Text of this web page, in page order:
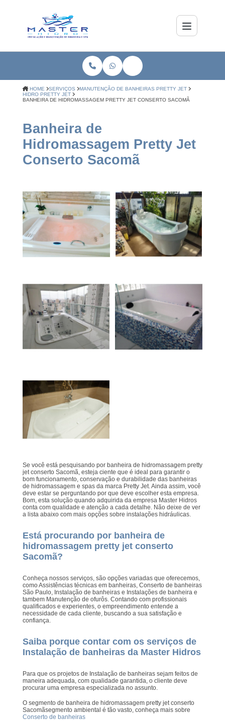
HOME SERVIÇOS
MANUTENÇÃO DE BANHEIRAS PRETTY JET
HIDRO PRETTY JET
BANHEIRA DE HIDROMASSAGEM PRETTY JET CONSERTO SACOMÃ
Banheira de
Hidromassagem Pretty Jet
Conserto Sacomã
Se você está pesquisando por banheira de hidromassagem pretty
jet conserto Sacomã, esteja ciente que é ideal para garantir o
bom funcionamento, conservação e durabilidade das banheiras
de hidromassagem e spas da marca Pretty Jet. Ainda assim, você
deve estar se perguntando por que deve escolher esta empresa.
Bom, esta solução quando adquirida da empresa Master Hidros
conta com qualidade e atenção a cada detalhe. Não deixe de ver
a lista abaixo com mais opções sobre instalações hidráulicas.
Está procurando por banheira de
hidromassagem pretty jet conserto
Sacomã?
Conheça nossos serviços, são opções variadas que oferecemos,
como Assistências técnicas em banheiras, Conserto de banheiras
São Paulo, Instalação de banheiras e Instalações de banheira e
tambem Manutenção de ofurôs. Contando com profissionais
qualificados e experientes, o empreendimento entende a
necessidade de cada cliente, buscando a sua satisfação e
confiança.
Saiba porque contar com os serviços de
Instalação de banheiras da Master Hidros
Para que os projetos de Instalação de banheiras sejam feitos de
maneira adequada, com qualidade garantida, o cliente deve
procurar uma empresa especializada no assunto.
O segmento de banheira de hidromassagem pretty jet conserto
Sacomãsegmento ambiental é tão vasto, conheça mais sobre
Conserto de banheiras